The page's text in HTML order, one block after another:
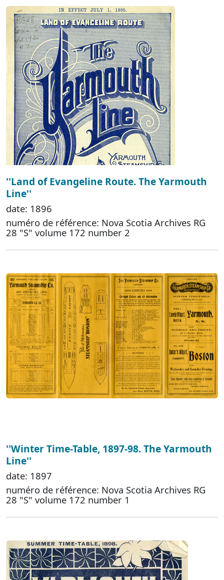
''Land of Evangeline Route. The Yarmouth
Line''
date: 1896
numéro de référence: Nova Scotia Archives RG
28 "S" volume 172 number 2
''Winter Time-Table, 1897-98. The Yarmouth
Line''
date: 1897
numéro de référence: Nova Scotia Archives RG
28 "S" volume 172 number 1